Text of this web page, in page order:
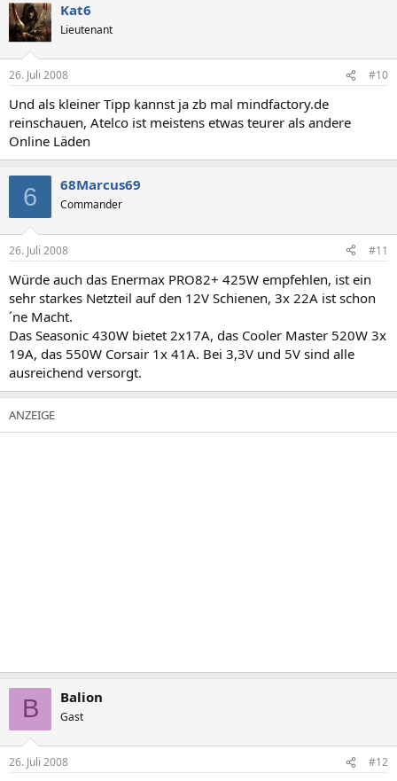
Kat6
Lieutenant
26. Juli 2008 #10
Und als kleiner Tipp kannst ja zb mal mindfactory.de
reinschauen, Atelco ist meistens etwas teurer als andere
Online Läden
6 68Marcus69
Commander
26. Juli 2008 #11
Würde auch das Enermax PRO82+ 425W empfehlen, ist ein
sehr starkes Netzteil auf den 12V Schienen, 3x 22A ist schon
´ne Macht.
Das Seasonic 430W bietet 2x17A, das Cooler Master 520W 3x
19A, das 550W Corsair 1x 41A. Bei 3,3V und 5V sind alle
ausreichend versorgt.
B Balion
Gast
26. Juli 2008 #12